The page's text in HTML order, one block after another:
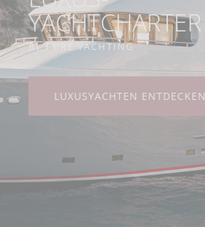
YACHTCHARTER
BY PURE YACHTING
LUXUSYACHTEN ENTDECKEN